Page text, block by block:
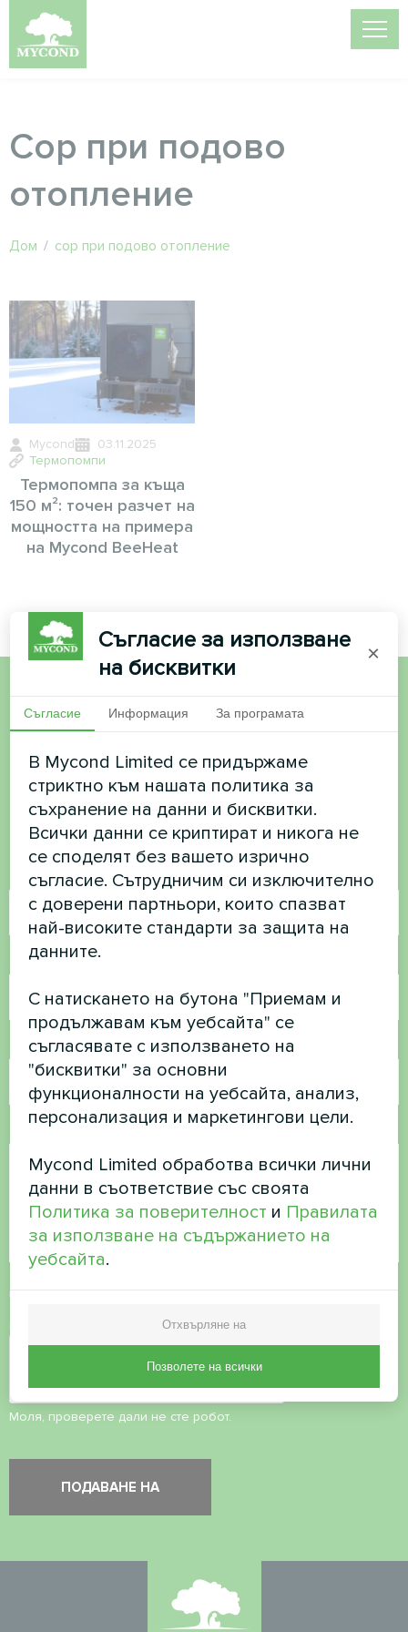
Cop при подово
отопление
Дом / cop при подово отопление
Mycond
03.11.2025
Термопомпи
Термопомпа за къща
150 м²: точен разчет на
мощността на примера
на Mycond BeeHeat
Искате да купите или
имате въпроси?
Свържете се с нас и ние ще ви
помогнем
Име
Телефонен номер
Имейл
Коментар
Проверка на сигурността*
Моля, проверете дали не сте робот.
Съгласие за използване
на бисквитки
×
Съгласие Информация За програмата
В Mycond Limited се придържаме
стриктно към нашата политика за
съхранение на данни и бисквитки.
Всички данни се криптират и никога не
се споделят без вашето изрично
съгласие. Сътрудничим си изключително
с доверени партньори, които спазват
най-високите стандарти за защита на
данните.
С натискането на бутона "Приемам и
продължавам към уебсайта" се
съгласявате с използването на
"бисквитки" за основни
функционалности на уебсайта, анализ,
персонализация и маркетингови цели.
Mycond Limited обработва всички лични
данни в съответствие със своята
Политика за поверителност и Правилата
за използване на съдържанието на
уебсайта.
Отхвърляне на
Позволете на всички